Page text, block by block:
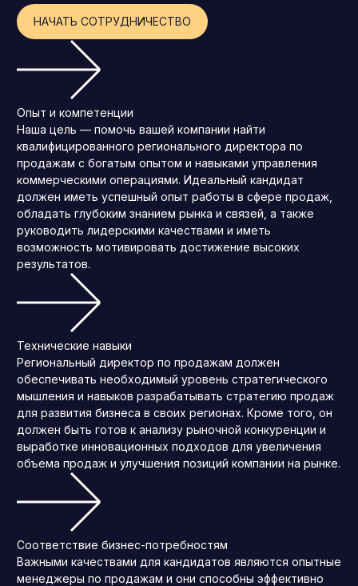
Финансовый директор (CFO)
Технический директор (CTO)
Мировой HR
Франшиза
НАЧАТЬ СОТРУДНИЧЕСТВО
Опыт и компетенции
Наша цель — помочь вашей компании найти
квалифицированного регионального директора по
продажам с богатым опытом и навыками управления
коммерческими операциями. Идеальный кандидат
должен иметь успешный опыт работы в сфере продаж,
обладать глубоким знанием рынка и связей, а также
руководить лидерскими качествами и иметь
возможность мотивировать достижение высоких
результатов.
Технические навыки
Региональный директор по продажам должен
обеспечивать необходимый уровень стратегического
мышления и навыков разрабатывать стратегию продаж
для развития бизнеса в своих регионах. Кроме того, он
должен быть готов к анализу рыночной конкуренции и
выработке инновационных подходов для увеличения
объема продаж и улучшения позиций компании на рынке.
Соответствие бизнес-потребностям
Важными качествами для кандидатов являются опытные
менеджеры по продажам и они способны эффективно